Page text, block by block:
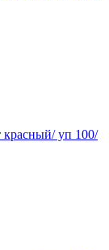
красный/ уп 100/